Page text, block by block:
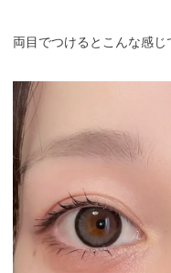
両目でつけるとこんな感じ